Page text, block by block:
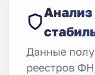
Данные
реестров